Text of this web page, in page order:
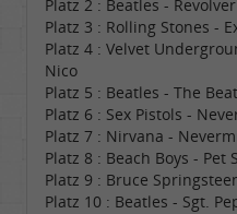
Platz 2 : Beatles - Revolver
Platz 3 : Rolling Stones -
Platz 4 : Velvet
Nico
Platz 5 : Beatles - The
Platz 6 : Sex Pistols -
Platz 7 : Nirvana -
Platz 8 : Beach Boys - Pet
Platz 9 : Bruce
Platz 10 : Beatles - Sgt.